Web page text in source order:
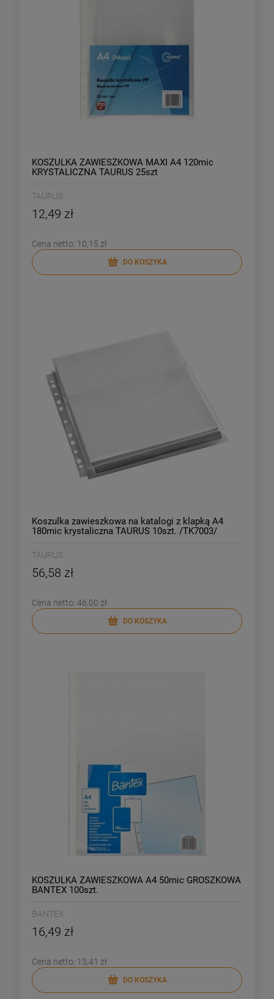
KOSZULKA ZAWIESZKOWA MAXI A4 120mic
KRYSTALICZNA TAURUS 25szt
TAURUS
12,49 zł
Cena netto: 10,15 zł
DO KOSZYKA
Koszulka zawieszkowa na katalogi z klapką A4
180mic krystaliczna TAURUS 10szt. /TK7003/
TAURUS
56,58 zł
Cena netto: 46,00 zł
DO KOSZYKA
KOSZULKA ZAWIESZKOWA A4 50mic GROSZKOWA
BANTEX 100szt.
BANTEX
16,49 zł
Cena netto: 13,41 zł
DO KOSZYKA